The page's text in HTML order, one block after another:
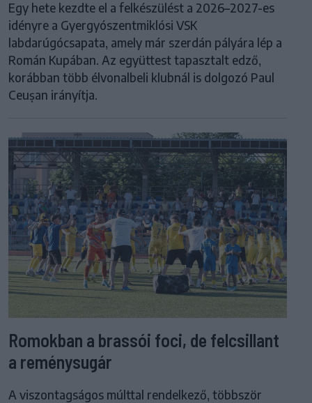
Egy hete kezdte el a felkészülést a 2026–2027-es
idényre a Gyergyószentmiklósi VSK
labdarúgócsapata, amely már szerdán pályára lép a
Román Kupában. Az együttest tapasztalt edző,
korábban több élvonalbeli klubnál is dolgozó Paul
Ceușan irányítja.
Romokban a brassói foci, de felcsillant
a reménysugár
A viszontagságos múlttal rendelkező, többször